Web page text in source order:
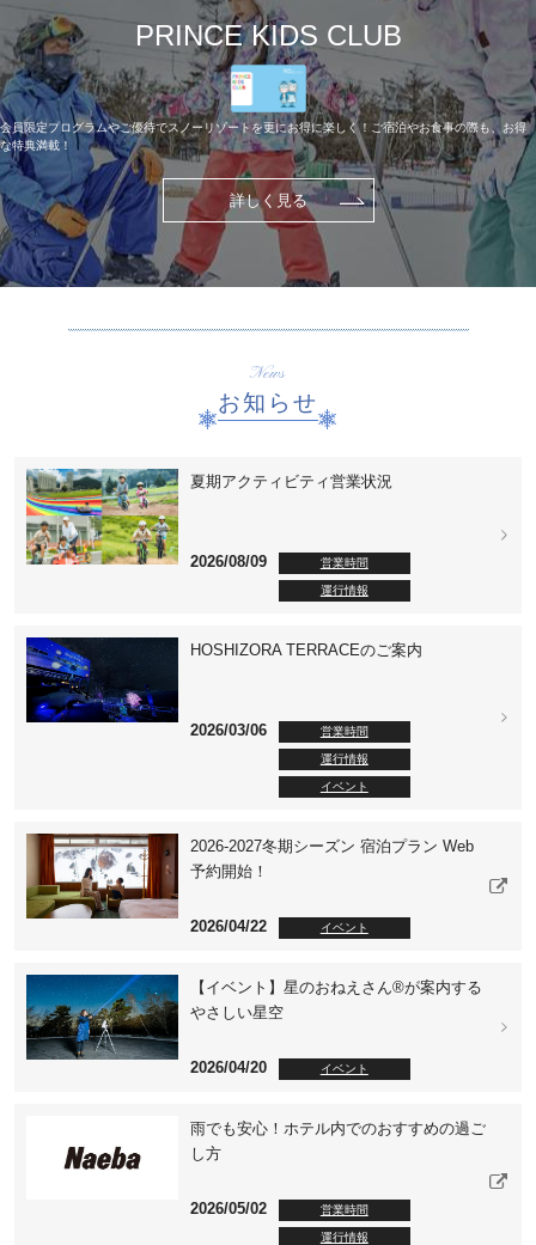
PRINCE KIDS CLUB
会員限定プログラムやご優待でスノーリゾートを更にお得に楽しく！ご宿泊やお食事の際も、お得
な特典満載！
詳しく見る
News
お知らせ
夏期アクティビティ営業状況
2026/08/09 営業時間
運行情報
HOSHIZORA TERRACEのご案内
2026/03/06 営業時間
運行情報
イベント
2026-2027冬期シーズン 宿泊プラン Web
予約開始！
2026/04/22 イベント
【イベント】星のおねえさん®が案内する
やさしい星空
2026/04/20 イベント
雨でも安心！ホテル内でのおすすめの過ご
し方
2026/05/02 営業時間
運行情報